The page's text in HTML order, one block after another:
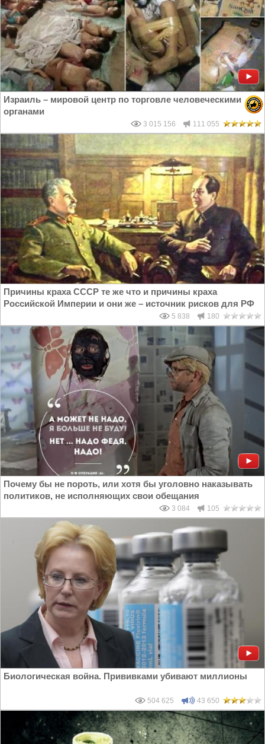
Израиль – мировой центр по торговле человеческими
органами
3 015 156 111 055
Причины краха СССР те же что и причины краха
Российской Империи и они же – источник рисков для РФ
5 838 180
Почему бы не пороть, или хотя бы уголовно наказывать
политиков, не исполняющих свои обещания
3 084 105
Биологическая война. Прививками убивают миллионы
504 625 43 650